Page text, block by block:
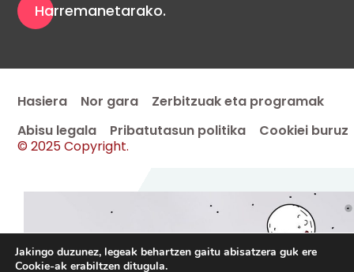
Harremanetarako.
Hasiera Nor gara
Zerbitzuak eta programak
Abisu legala
Pribatutasun politika
Cookiei buruz
© 2025 Copyright.
Jakingo duzunez, legeak behartzen gaitu abisatzera guk ere
Cookie-ak erabiltzen ditugula.